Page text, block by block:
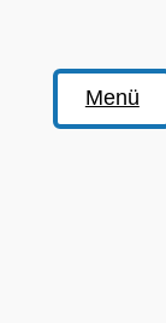
Menü